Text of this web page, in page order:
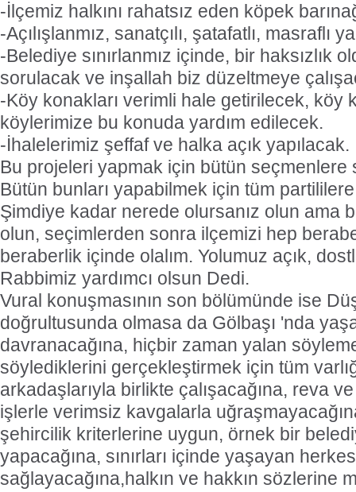
-İlçemiz halkını rahatsız eden köpek
-Açılışlanmız, sanatçılı, şatafatlı, masraflı
-Belediye sınırlanmız içinde, bir haksızlık
sorulacak ve inşallah biz düzeltmeye
-Köy konakları verimli hale getirilecek, köy
köylerimize bu konuda yardım edilecek.
-İhalelerimiz şeffaf ve halka açık yapılacak.
Bu projeleri yapmak için bütün seçmenlere
Bütün bunları yapabilmek için tüm
Şimdiye kadar nerede olursanız olun ama
olun, seçimlerden sonra ilçemizi hep
beraberlik içinde olalım. Yolumuz açık,
Rabbimiz yardımcı olsun Dedi.
Vural konuşmasının son bölümünde ise
doğrultusunda olmasa da Gölbaşı 'nda
davranacağına, hiçbir zaman yalan
söylediklerini gerçekleştirmek için tüm
arkadaşlarıyla birlikte çalışacağına, reva
işlerle verimsiz kavgalarla
şehircilik kriterlerine uygun, örnek bir
yapacağına, sınırları içinde yaşayan
sağlayacağına,halkın ve hakkın sözlerine